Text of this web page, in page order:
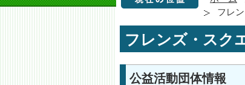
フレ
フレンズ・スク
公益活動団体情報